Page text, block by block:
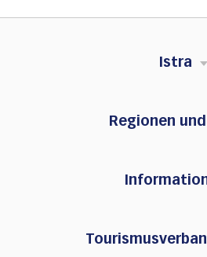
Istra
Regionen